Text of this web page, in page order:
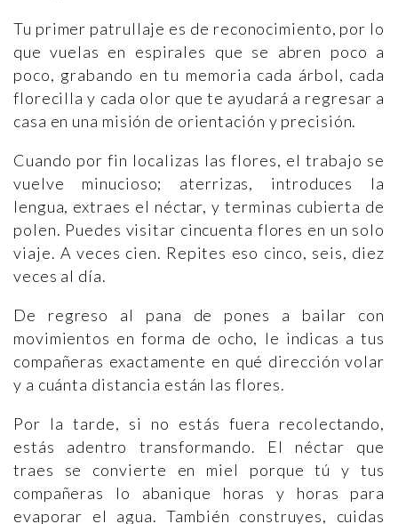
Tu primer patrullaje es de reconocimiento, por lo
que vuelas en espirales que se abren poco a
poco, grabando en tu memoria cada árbol, cada
florecilla y cada olor que te ayudará a regresar a
casa en una misión de orientación y precisión.
Cuando por fin localizas las flores, el trabajo se
vuelve minucioso; aterrizas, introduces la
lengua, extraes el néctar, y terminas cubierta de
polen. Puedes visitar cincuenta flores en un solo
viaje. A veces cien. Repites eso cinco, seis, diez
veces al día.
De regreso al pana de pones a bailar con
movimientos en forma de ocho, le indicas a tus
compañeras exactamente en qué dirección volar
y a cuánta distancia están las flores.
Por la tarde, si no estás fuera recolectando,
estás adentro transformando. El néctar que
traes se convierte en miel porque tú y tus
compañeras lo abanique horas y horas para
evaporar el agua. También construyes, cuidas